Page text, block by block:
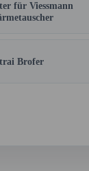
für Viessmann
Brofer